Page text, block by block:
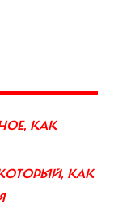
КАК
КАК